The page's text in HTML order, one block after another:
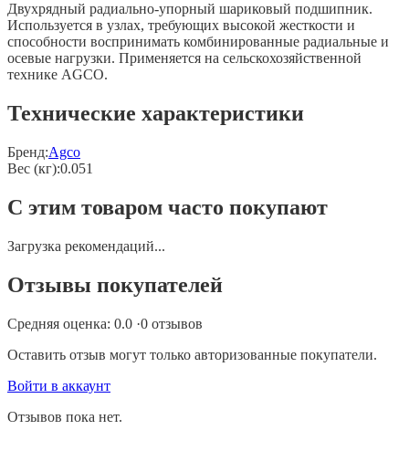
Двухрядный радиально-упорный шариковый подшипник.
Используется в узлах, требующих высокой жесткости и
способности воспринимать комбинированные радиальные и
осевые нагрузки. Применяется на сельскохозяйственной
технике AGCO.
Технические характеристики
Бренд:Agco
Вес (кг):0.051
С этим товаром часто покупают
Загрузка рекомендаций...
Отзывы покупателей
Средняя оценка: 0.0 ·0 отзывов
Оставить отзыв могут только авторизованные покупатели.
Войти в аккаунт
Отзывов пока нет.